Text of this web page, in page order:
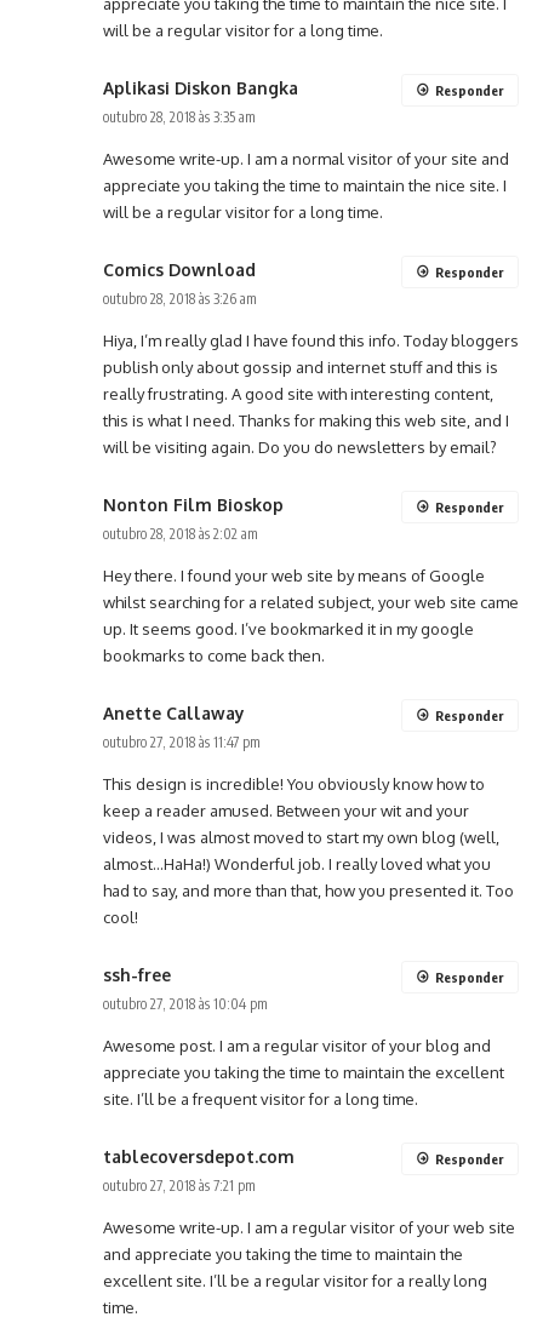
will be a regular visitor for a long time.
Aplikasi Diskon Bangka
outubro 28, 2018 às 3:35 am
Awesome write-up. I am a normal visitor of your site and
appreciate you taking the time to maintain the nice site. I
will be a regular visitor for a long time.
Responder
Comics Download
outubro 28, 2018 às 3:26 am
Hiya, I’m really glad I have found this info. Today bloggers
publish only about gossip and internet stuff and this is
really frustrating. A good site with interesting content,
this is what I need. Thanks for making this web site, and I
will be visiting again. Do you do newsletters by email?
Responder
Nonton Film Bioskop
outubro 28, 2018 às 2:02 am
Hey there. I found your web site by means of Google
whilst searching for a related subject, your web site came
up. It seems good. I’ve bookmarked it in my google
bookmarks to come back then.
Responder
Anette Callaway
outubro 27, 2018 às 11:47 pm
This design is incredible! You obviously know how to
keep a reader amused. Between your wit and your
videos, I was almost moved to start my own blog (well,
almost…HaHa!) Wonderful job. I really loved what you
had to say, and more than that, how you presented it. Too
cool!
Responder
ssh-free
outubro 27, 2018 às 10:04 pm
Awesome post. I am a regular visitor of your blog and
appreciate you taking the time to maintain the excellent
site. I’ll be a frequent visitor for a long time.
Responder
tablecoversdepot.com
outubro 27, 2018 às 7:21 pm
Awesome write-up. I am a regular visitor of your web site
and appreciate you taking the time to maintain the
excellent site. I’ll be a regular visitor for a really long
time.
Responder